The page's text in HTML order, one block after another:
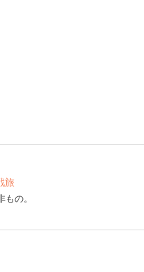
旅
の。